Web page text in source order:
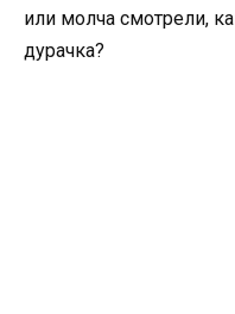
или молча смотрели,
дурачка?